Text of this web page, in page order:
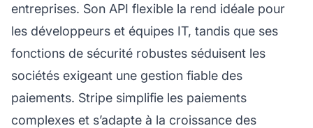
entreprises. Son API flexible la rend idéale pour
les développeurs et équipes IT, tandis que ses
fonctions de sécurité robustes séduisent les
sociétés exigeant une gestion fiable des
paiements. Stripe simplifie les paiements
complexes et s’adapte à la croissance des